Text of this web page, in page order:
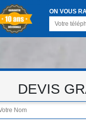
ON VOUS
DEVIS